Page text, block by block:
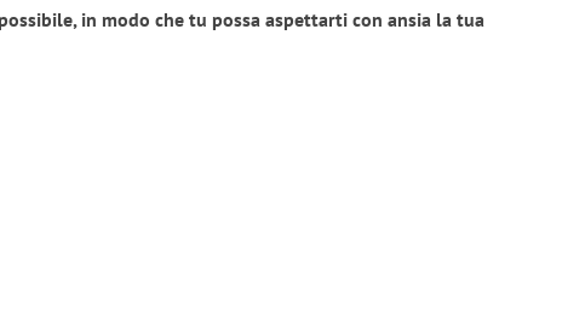
in modo che tu possa aspettarti con ansia la tua